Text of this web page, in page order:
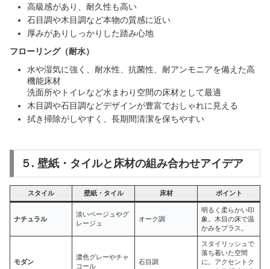
高級感があり、耐久性も高い
石目調や木目調など本物の質感に近い
厚みがありしっかりした踏み心地
フローリング（耐水）
水や湿気に強く、耐水性、抗菌性、耐アンモニアを備えた高
機能床材
洗面所やトイレなど水まわり空間の床材として最適
木目調や石目調などデザインが豊富でおしゃれに見える
拭き掃除がしやすく、長期間清潔を保ちやすい
５. 壁紙・タイルと床材の組み合わせアイデア
スタイル 壁紙・タイル 床材 ポイント
ナチュラル
淡いベージュやグ
レージュ
オーク調
明るく柔らかい印
象。木目の床で温
かみをプラス。
モダン
濃色グレーやチャ
コール
石目調
スタイリッシュで
落ち着いた空間
に。アクセントク